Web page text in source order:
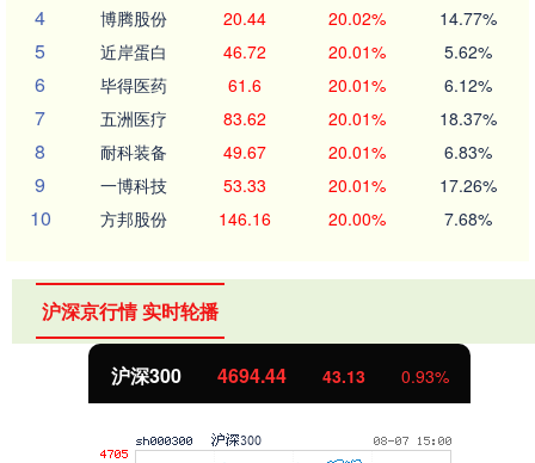
4 博腾股份 20.44 20.02% 14.77%
5 近岸蛋白 46.72 20.01% 5.62%
6 毕得医药 61.6 20.01% 6.12%
7 五洲医疗 83.62 20.01% 18.37%
8 耐科装备 49.67 20.01% 6.83%
9 一博科技 53.33 20.01% 17.26%
10 方邦股份 146.16 20.00% 7.68%
沪深京行情 实时轮播
北证50 1134.24 11.37 1.01%